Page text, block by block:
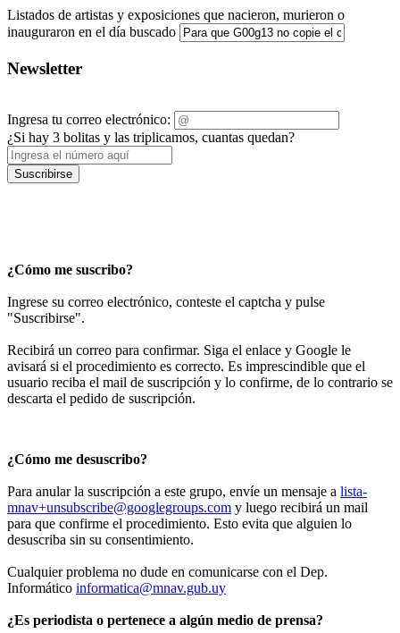
Listados de artistas y exposiciones que nacieron, murieron o
inauguraron en el día buscado
Newsletter
Ingresa tu correo electrónico:
¿Si hay 3 bolitas y las triplicamos, cuantas quedan?
Suscribirse
¿Cómo me suscribo?
Ingrese su correo electrónico, conteste el captcha y pulse
"Suscribirse".
Recibirá un correo para confirmar. Siga el enlace y Google le
avisará si el procedimiento es correcto. Es imprescindible que el
usuario reciba el mail de suscripción y lo confirme, de lo contrario se
descarta el pedido de suscripción.
¿Cómo me desuscribo?
Para anular la suscripción a este grupo, envíe un mensaje a lista-
mnav+unsubscribe@googlegroups.com y luego recibirá un mail
para que confirme el procedimiento. Esto evita que alguien lo
desuscriba sin su consentimiento.
Cualquier problema no dude en comunicarse con el Dep.
Informático informatica@mnav.gub.uy
¿Es periodista o pertenece a algún medio de prensa?